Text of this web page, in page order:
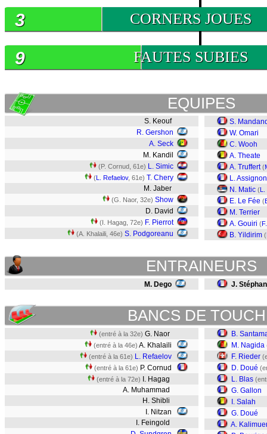
CORNERS JOUES
3
FAUTES SUBIES
9
EQUIPES
S. Keouf
R. Gershon
A. Seck
M. Kandil
(P. Cornud, 61e) L. Simic
(L. Refaelov, 61e) T. Chery
M. Jaber
(G. Naor, 32e) Show
D. David
(I. Hagag, 72e) F. Pierrot
(A. Khalaili, 46e) S. Podgoreanu
S.
W. Omari
C. Wooh
A. Theate
A. Truffert (
L. Assignon
N. Matic (L.
E. Le Fée (
M. Terrier
A. Gouiri (
B. Yildirim (
ENTRAINEURS
M. Dego J. Stéphan
BANCS DE
(entré à la 32e) G. Naor
(entré à la 46e) A. Khalaili
(entré à la 61e) L. Refaelov
(entré à la 61e) P. Cornud
(entré à la 72e)
I. Hagag
A. Muhammad
H. Shibli
I. Nitzan
I. Feingold
B.
M. Nagida
F. Rieder
D. Doué
L. Blas
G. Gallon
I. Salah
G. Doué
A.